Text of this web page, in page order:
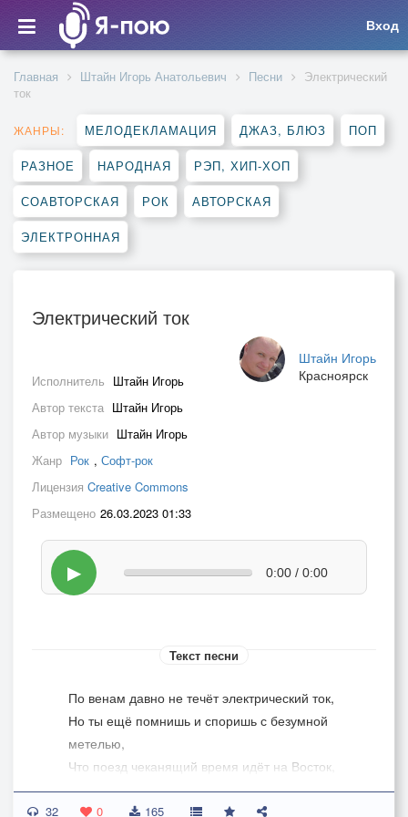
Вход
Главная Штайн Игорь Анатольевич Песни
Электрический
ток
ЖАНРЫ: МЕЛОДЕКЛАМАЦИЯ ДЖАЗ, БЛЮЗ ПОП
РАЗНОЕ НАРОДНАЯ РЭП, ХИП-ХОП
СОАВТОРСКАЯ РОК АВТОРСКАЯ
ЭЛЕКТРОННАЯ
Электрический ток
Штайн Игорь
Красноярск
Исполнитель Штайн Игорь
Автор текста Штайн Игорь
Автор музыки Штайн Игорь
Жанр Рок , Софт-рок
Лицензия Creative Commons
Размещено 26.03.2023 01:33
▶ 0:00 / 0:00
Текст песни
По венам давно не течёт электрический ток,
Но ты ещё помнишь и споришь с безумной
метелью,
Что поезд чеканящий время идёт на Восток,
А город не умер, он просто… болеет с похмелья.
32 0 165